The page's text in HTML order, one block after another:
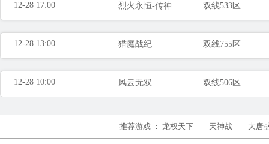
12-28 17:00 烈火永恒-传神 双线533区
12-28 13:00 猎魔战纪 双线755区
12-28 10:00 风云无双 双线506区
推荐游戏 ： 龙权天下 天神战 大唐